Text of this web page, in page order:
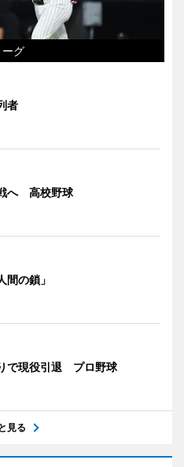
グ
者
へ 高校野球
間の鎖」
で現役引退 プロ野球
見る